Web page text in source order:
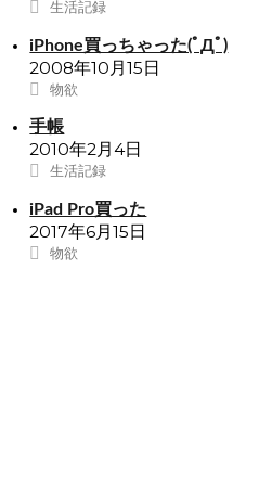
生活記録
iPhone買っちゃった(ﾟДﾟ)
2008年10月15日
物欲
手帳
2010年2月4日
生活記録
iPad Pro買った
2017年6月15日
物欲